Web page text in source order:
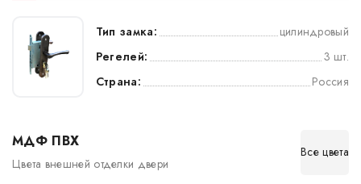
Тип замка:
цилиндровый
Регелей:
3 шт.
Страна:
Россия
МДФ ПВХ
Цвета внешней отделки двери
Все цвета